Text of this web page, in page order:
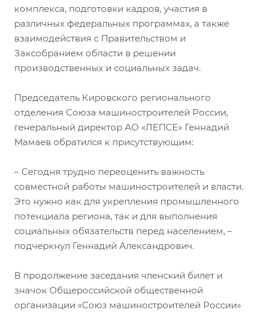
комплекса, подготовки кадров, участия в
различных федеральных программах, а также
взаимодействия с Правительством и
Заксобранием области в решении
производственных и социальных задач.
Председатель Кировского регионального
отделения Союза машиностроителей России,
генеральный директор АО «ЛЕПСЕ» Геннадий
Мамаев обратился к присутствующим:
– Сегодня трудно переоценить важность
совместной работы машиностроителей и власти.
Это нужно как для укрепления промышленного
потенциала региона, так и для выполнения
социальных обязательств перед населением, –
подчеркнул Геннадий Александрович.
В продолжение заседания членский билет и
значок Общероссийской общественной
организации «Союз машиностроителей России»